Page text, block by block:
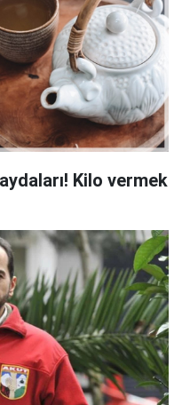
Kilo vermek